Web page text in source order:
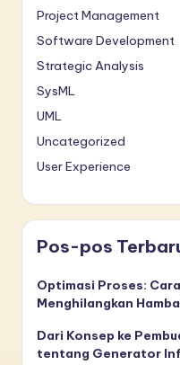
Project Management
Software Development
Strategic Analysis
SysML
UML
Uncategorized
User Experience
Pos-pos
Optimasi Proses:
Menghilangkan
Dari Konsep ke
tentang Generator